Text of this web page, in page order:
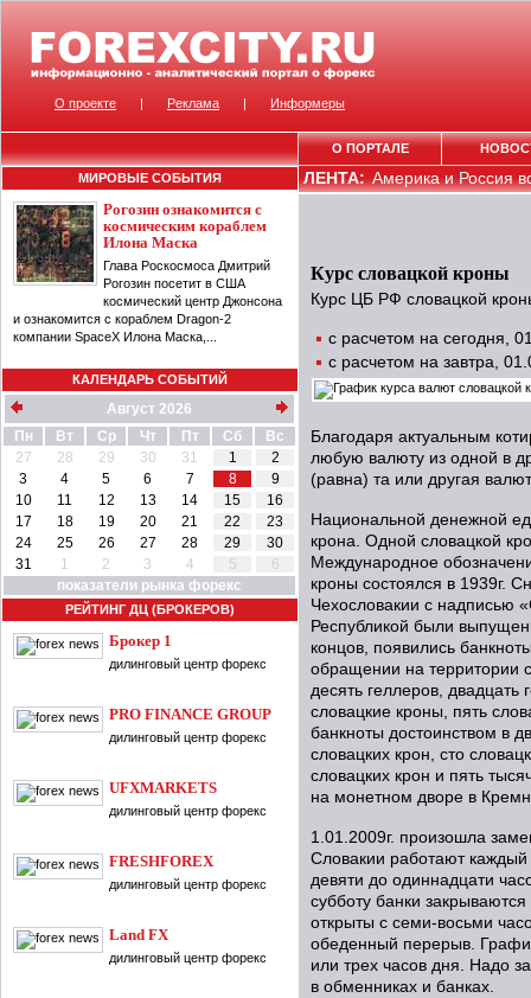
МИРОВЫЕ СОБЫТИЯ
Рогозин ознакомится с
космическим кораблем
Илона Маска
Глава Роскосмоса Дмитрий
Рогозин посетит в США
космический центр Джонсона
и ознакомится с кораблем Dragon-2
компании SpaceX Илона Маска,...
КАЛЕНДАРЬ СОБЫТИЙ
Август 2026
Пн
Вт Ср Чт Пт Сб
Вс
27
28 29 30 31 1
2
3
4 5 6 7 8
9
10
11 12 13 14 15
16
17
18 19 20 21 22
23
24
25 26 27 28 29
30
31
1 2 3 4 5
6
показатели рынка форекс
РЕЙТИНГ ДЦ (БРОКЕРОВ)
Брокер 1
дилинговый центр форекс
PRO FINANCE GROUP
дилинговый центр форекс
UFXMARKETS
дилинговый центр форекс
FRESHFOREX
дилинговый центр форекс
Land FX
дилинговый центр форекс
ЛЕНТА:Америка и Россия
Курс словацкой кроны
Курс ЦБ РФ словацкой
с расчетом на сегодня,
с расчетом на завтра,
Благодаря актуальным
любую валюту из одной в
(равна) та или другая
Национальной денежной
крона. Одной словацкой
Международное
кроны состоялся в 1939г.
Чехословакии с надписью
Республикой были
концов, появились
обращении на территории
десять геллеров, двадцать
словацкие кроны, пять
банкноты достоинством в
словацких крон, сто
словацких крон и пять
на монетном дворе в
1.01.2009г. произошла
Словакии работают
девяти до одиннадцати
субботу банки
открыты с семи-восьми
обеденный перерыв.
или трех часов дня. Надо
в обменниках и банках.
О проекте | Реклама | Информеры
О ПОРТАЛЕ